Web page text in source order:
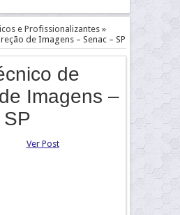
e Profissionalizantes »
de Imagens – Senac – SP
de
Imagens –
Ver Post